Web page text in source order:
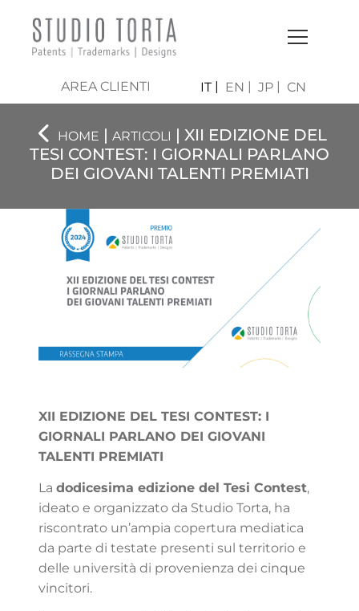
AREA CLIENTI IT EN JP CN
HOME | ARTICOLI | XII EDIZIONE DEL
TESI CONTEST: I GIORNALI PARLANO
DEI GIOVANI TALENTI PREMIATI
XII EDIZIONE DEL TESI CONTEST: I
GIORNALI PARLANO DEI GIOVANI
TALENTI PREMIATI
La dodicesima edizione del Tesi Contest,
ideato e organizzato da Studio Torta, ha
riscontrato un’ampia copertura mediatica
da parte di testate presenti sul territorio e
delle università di provenienza dei cinque
vincitori.